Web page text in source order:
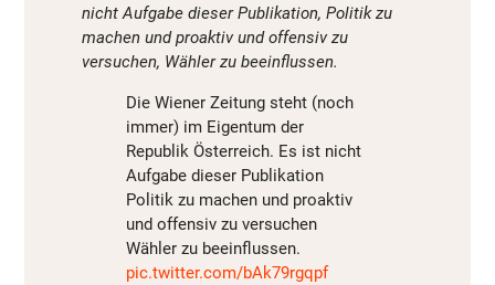
nicht Aufgabe dieser Publikation, Politik zu
machen und proaktiv und offensiv zu
versuchen, Wähler zu beeinflussen.
Die Wiener Zeitung steht (noch
immer) im Eigentum der
Republik Österreich. Es ist nicht
Aufgabe dieser Publikation
Politik zu machen und proaktiv
und offensiv zu versuchen
Wähler zu beeinflussen.
pic.twitter.com/bAk79rgqpf